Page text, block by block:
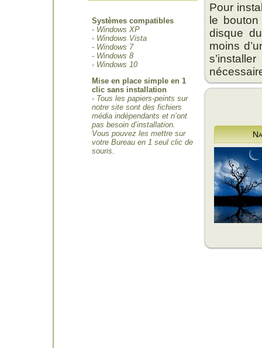
Systèmes compatibles
- Windows XP
- Windows Vista
- Windows 7
- Windows 8
- Windows 10
Mise en place simple en 1
clic sans installation
- Tous les papiers-peints sur
notre site sont des fichiers
média indépendants et n’ont
pas besoin d’installation.
Vous pouvez les mettre sur
votre Bureau en 1 seul clic de
souris.
Pour
le
disque
moins